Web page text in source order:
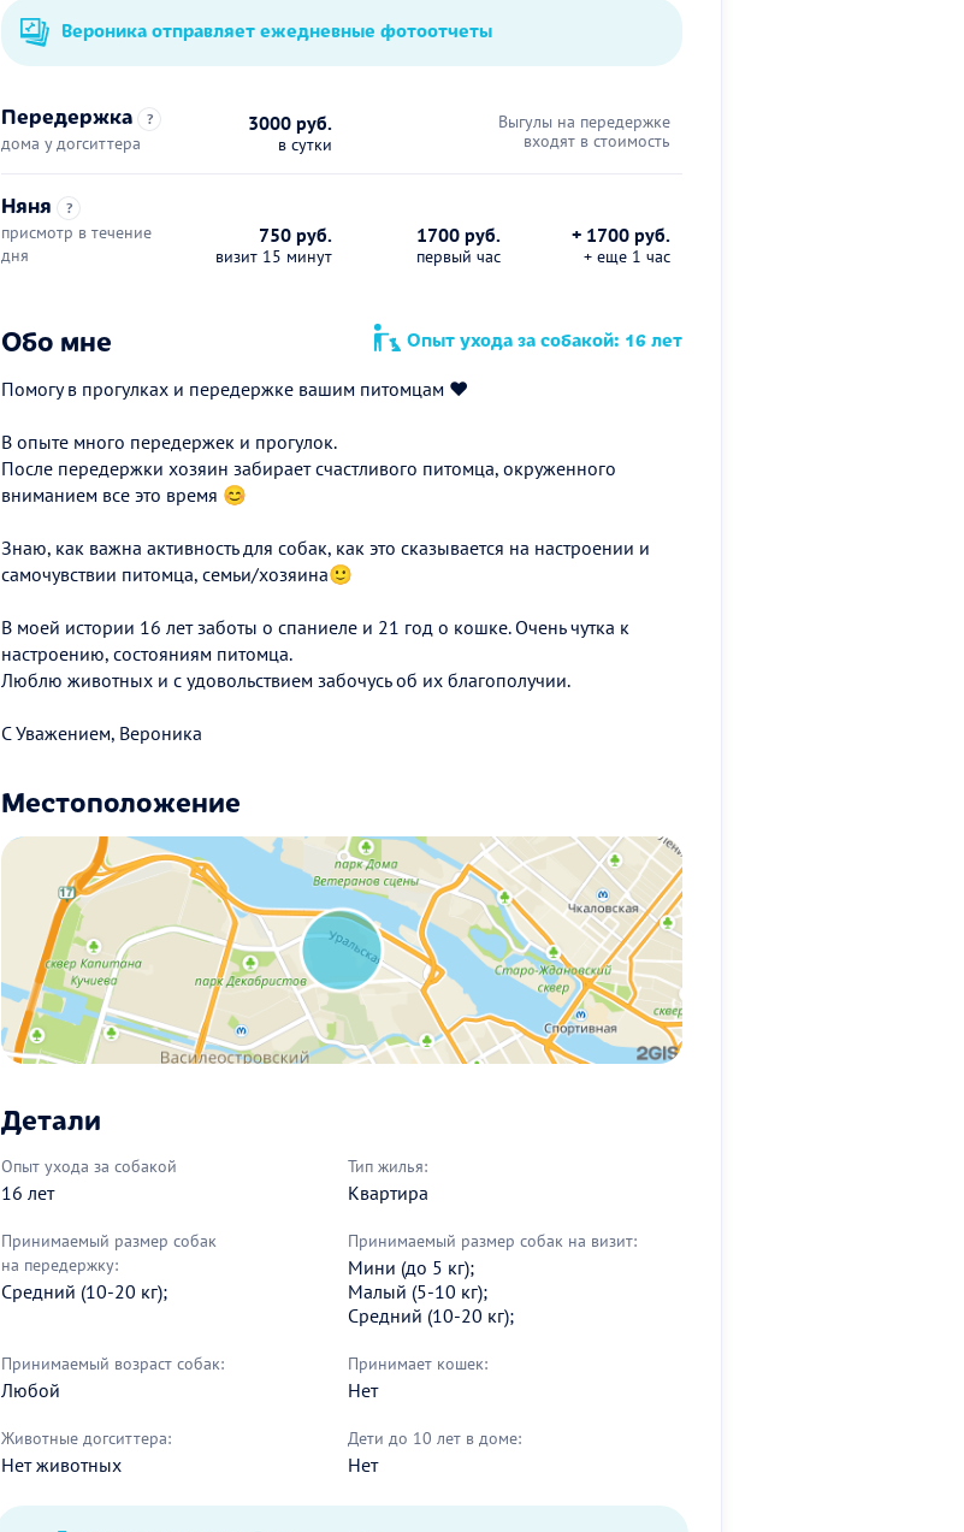
Вероника отправляет ежедневные фотоотчеты
Передержка ?
дома у догситтера
3000 руб.
в сутки
Выгулы на передержке
входят в стоимость
Няня ?
присмотр в течение
дня
750 руб.
визит 15 минут
1700 руб.
первый час
+ 1700 руб.
+ еще 1 час
Обо мне Опыт ухода за собакой: 16 лет
Помогу в прогулках и передержке вашим питомцам ❤️
В опыте много передержек и прогулок.
После передержки хозяин забирает счастливого питомца, окруженного
вниманием все это время 😊
Знаю, как важна активность для собак, как это сказывается на настроении и
самочувствии питомца, семьи/хозяина🙂
В моей истории 16 лет заботы о спаниеле и 21 год о кошке. Очень чутка к
настроению, состояниям питомца.
Люблю животных и с удовольствием забочусь об их благополучии.
С Уважением, Вероника
Местоположение
Детали
Опыт ухода за собакой
16 лет
Тип жилья:
Квартира
Принимаемый размер собак
на передержку:
Средний (10-20 кг);
Принимаемый размер собак на визит:
Мини (до 5 кг);
Малый (5-10 кг);
Средний (10-20 кг);
Принимаемый возраст собак:
Любой
Принимает кошек:
Нет
Животные догситтера:
Нет животных
Дети до 10 лет в доме:
Нет